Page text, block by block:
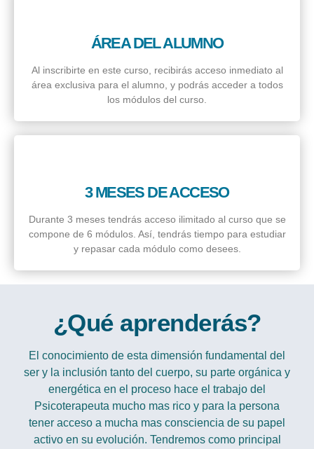
ÁREA DEL ALUMNO
Al inscribirte en este curso, recibirás acceso inmediato al
área exclusiva para el alumno, y podrás acceder a todos
los módulos del curso.
3 MESES DE ACCESO
Durante 3 meses tendrás acceso ilimitado al curso que se
compone de 6 módulos. Así, tendrás tiempo para estudiar
y repasar cada módulo como desees.
¿Qué aprenderás?
El conocimiento de esta dimensión fundamental del
ser y la inclusión tanto del cuerpo, su parte orgánica y
energética en el proceso hace el trabajo del
Psicoterapeuta mucho mas rico y para la persona
tener acceso a mucha mas consciencia de su papel
activo en su evolución. Tendremos como principal